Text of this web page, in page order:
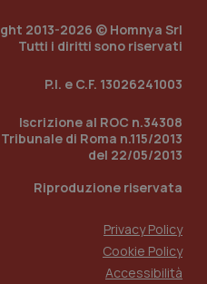
2013-2026 © Homnya Srl
Tutti i diritti sono riservati
P.I. e C.F. 13026241003
Iscrizione al ROC n.34308
di Roma n.115/2013
del 22/05/2013
Riproduzione riservata
Privacy Policy
Cookie Policy
Accessibilità